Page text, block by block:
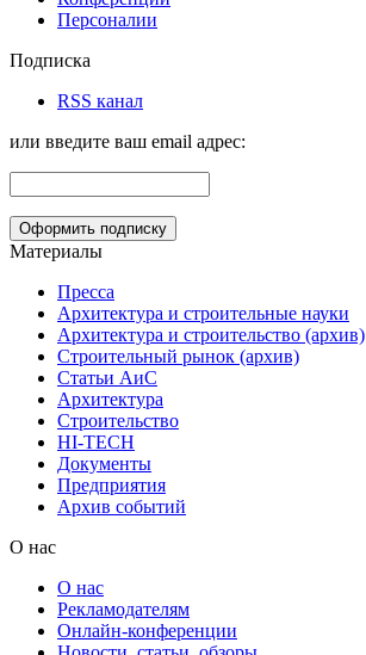
Персоналии
Подписка
RSS канал
или введите ваш email адрес:
Материалы
Пресса
Архитектура и строительные науки
Архитектура и строительство (архив)
Строительный рынок (архив)
Статьи АиС
Архитектура
Строительство
HI-TECH
Документы
Предприятия
Архив событий
О нас
О нас
Рекламодателям
Онлайн-конференции